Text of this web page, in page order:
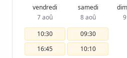
vendredi
7 aoû
10:30
16:45
samedi
8 aoû
09:30
10:10